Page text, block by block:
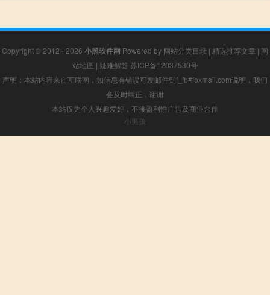
Copyright © 2012 - 2026 小黑软件网 Powered by 网站分类目录 | 精选推荐文章 | 网
站地图 | 疑难解答 苏ICP备12037530号
声明：本站内容来自互联网，如信息有错误可发邮件到f_fb#foxmail.com说明，我们
会及时纠正，谢谢
本站仅为个人兴趣爱好，不接盈利性广告及商业合作
小男孩